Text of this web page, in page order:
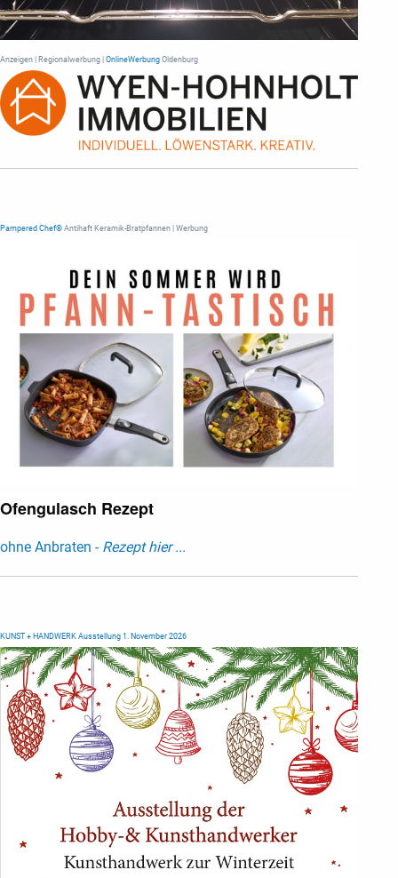
Anzeigen | Regionalwerbung | OnlineWerbung Oldenburg
Pampered Chef® Antihaft Keramik-Bratpfannen | Werbung
Ofengulasch Rezept
ohne Anbraten - Rezept hier ...
KUNST + HANDWERK Ausstellung 1. November 2026